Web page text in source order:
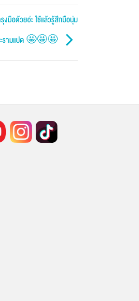
งมือด้วยอ่ะ ใช้แล้วรู้สึกมือนุ่ม
ะรามแปด 🤩🤩🤩